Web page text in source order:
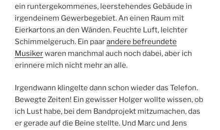
ein runtergekommenes, leerstehendes Gebäude in
irgendeinem Gewerbegebiet. An einen Raum mit
Eierkartons an den Wänden. Feuchte Luft, leichter
Schimmelgeruch. Ein paarandere befreundete
Musikerwaren manchmal auch noch dabei, aber ich
erinnere mich nicht mehr an alle.
Irgendwann klingelte dann schon wieder das Telefon.
Bewegte Zeiten! Ein gewisser Holger wollte wissen, ob
ich Lust habe, bei dem Bandprojekt mitzumachen, das
er gerade auf die Beine stellte. Und Marc und Jens